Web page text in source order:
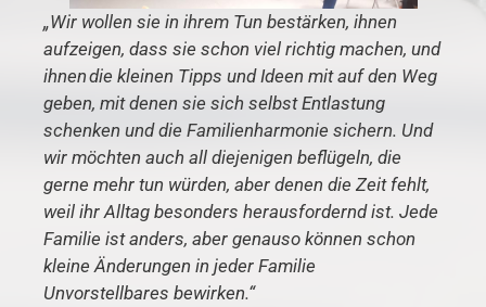
„Wir wollen sie in ihrem Tun bestärken, ihnen
aufzeigen, dass sie schon viel richtig machen, und
ihnen die kleinen Tipps und Ideen mit auf den Weg
geben, mit denen sie sich selbst Entlastung
schenken und die Familienharmonie sichern. Und
wir möchten auch all diejenigen beflügeln, die
gerne mehr tun würden, aber denen die Zeit fehlt,
weil ihr Alltag besonders herausfordernd ist. Jede
Familie ist anders, aber genauso können schon
kleine Änderungen in jeder Familie
Unvorstellbares bewirken.“